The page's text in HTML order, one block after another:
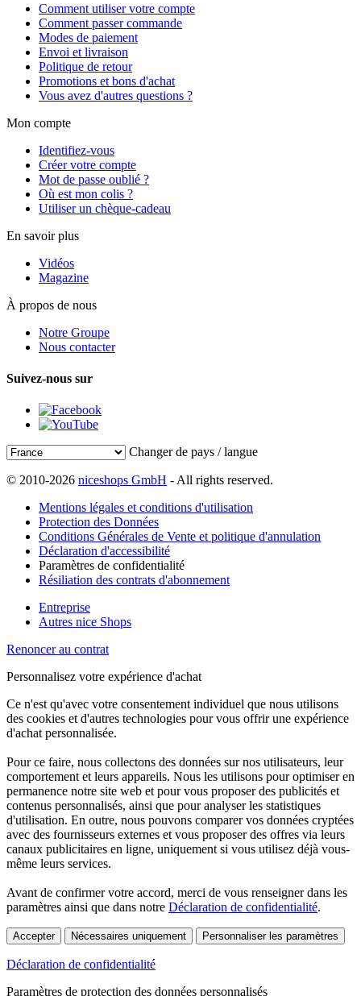
Comment utiliser votre compte
Comment passer commande
Modes de paiement
Envoi et livraison
Politique de retour
Promotions et bons d'achat
Vous avez d'autres questions ?
Mon compte
Identifiez-vous
Créer votre compte
Mot de passe oublié ?
Où est mon colis ?
Utiliser un chèque-cadeau
En savoir plus
Vidéos
Magazine
À propos de nous
Notre Groupe
Nous contacter
Suivez-nous sur
Changer de pays / langue
© 2010-2026 niceshops GmbH - All rights reserved.
Mentions légales et conditions d'utilisation
Protection des Données
Conditions Générales de Vente et politique d'annulation
Déclaration d'accessibilité
Paramètres de confidentialité
Résiliation des contrats d'abonnement
Entreprise
Autres nice Shops
Renoncer au contrat
Personnalisez votre expérience d'achat
Ce n'est qu'avec votre consentement individuel que nous utilisons
des cookies et d'autres technologies pour vous offrir une expérience
d'achat personnalisée.
Pour ce faire, nous collectons des données sur nos utilisateurs, leur
comportement et leurs appareils. Nous les utilisons pour optimiser en
permanence notre site web et pour vous proposer des publicités et
contenus personnalisés, ainsi que pour analyser les statistiques
d'utilisation. En outre, nous pouvons comparer vos données cryptées
avec des fournisseurs externes et vous proposer des offres via leurs
canaux publicitaires en ligne, uniquement si vous utilisez déjà vous-
même leurs services.
Avant de confirmer votre accord, merci de vous renseigner dans les
paramètres ainsi que dans notre Déclaration de confidentialité.
Accepter Nécessaires uniquement Personnaliser les paramètres
Déclaration de confidentialité
Paramètres de protection des données personnalisés